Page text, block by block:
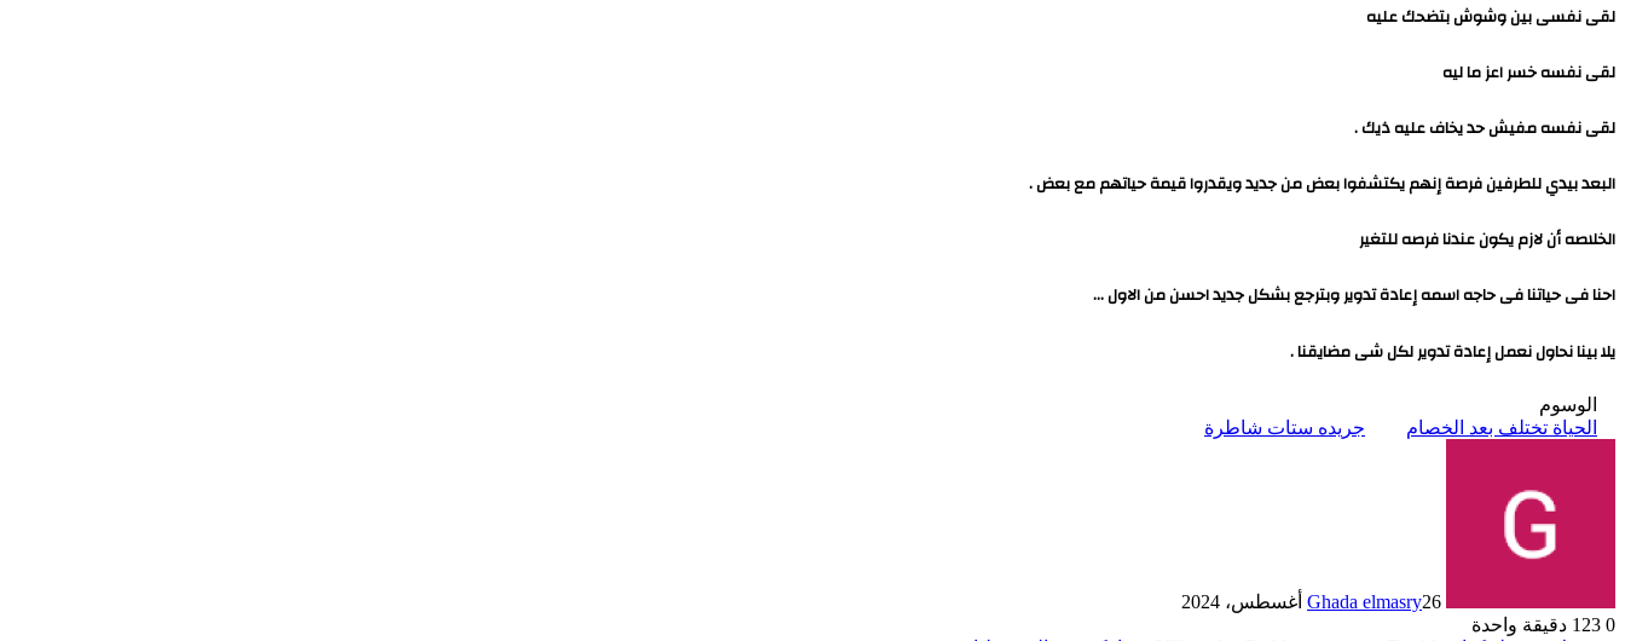
لقى نفسى بين وشوش بتضحك عليه
لقى نفسه خسر اعز ما ليه
لقى نفسه مفيش حد يخاف عليه ذيك .
البعد بيدي للطرفين فرصة إنهم يكتشفوا بعض من جديد ويقدروا قيمة حياتهم مع بعض .
الخلاصه أن لازم يكون عندنا فرصه للتغير
احنا فى حياتنا فى حاجه اسمه إعادة تدوير وبترجع بشكل جديد احسن من الاول …
يلا بينا نحاول نعمل إعادة تدوير لكل شى مضايقنا .
الوسوم
الحياة تختلف بعد الخصام
جريده ستات شاطرة
Ghada elmasry26 أغسطس، 2024
0
دقيقة واحدة